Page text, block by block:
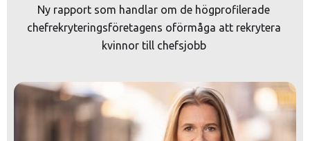
Ny rapport som handlar om de högprofilerade
chefrekryteringsföretagens oförmåga att rekrytera
kvinnor till chefsjobb